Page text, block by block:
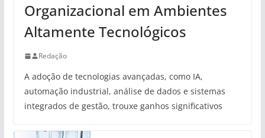
Organizacional em Ambientes
Altamente Tecnológicos
Redação
A adoção de tecnologias avançadas, como IA,
automação industrial, análise de dados e sistemas
integrados de gestão, trouxe ganhos significativos